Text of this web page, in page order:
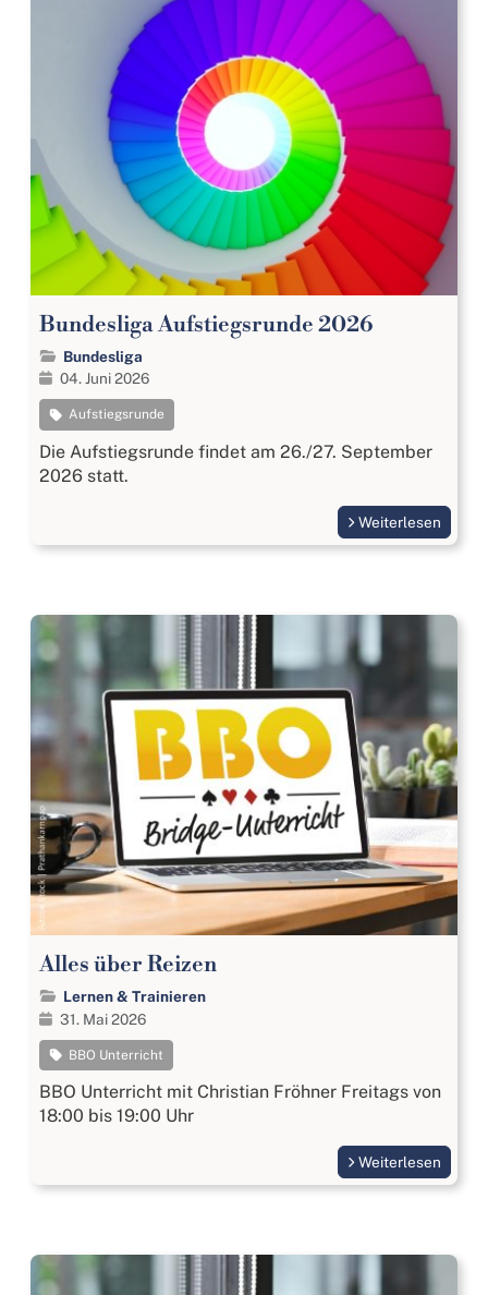
Bundesliga Aufstiegsrunde 2026
Bundesliga
04. Juni 2026
Aufstiegsrunde
Die Aufstiegsrunde findet am 26./27. September
2026 statt.
Weiterlesen
Alles über Reizen
Lernen & Trainieren
31. Mai 2026
BBO Unterricht
BBO Unterricht mit Christian Fröhner Freitags von
18:00 bis 19:00 Uhr
Weiterlesen